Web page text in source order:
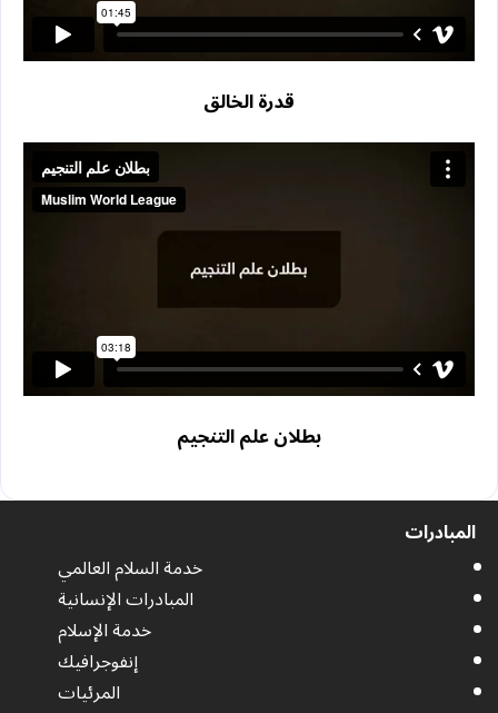
قدرة الخالق
بطلان علم التنجيم
المبادرات
خدمة السلام العالمي
المبادرات الإنسانية
خدمة الإسلام
إنفوجرافيك
المرئيات